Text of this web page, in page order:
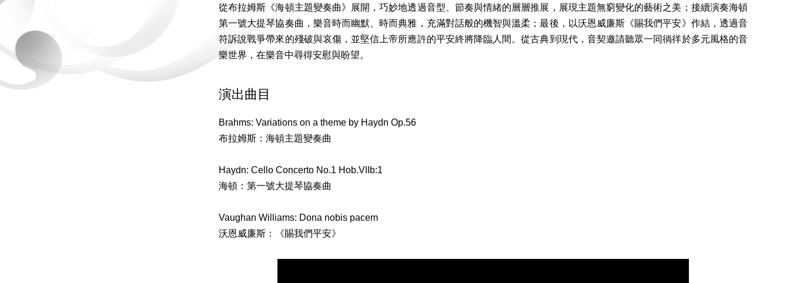
從布拉姆斯《海頓主題變奏曲》展開，巧妙地透過音型、節奏與情緒的層層推展，展現主題無窮變化的藝術之美；接續演奏海頓
第一號大提琴協奏曲，樂音時而幽默、時而典雅，充滿對話般的機智與溫柔；最後，以沃恩威廉斯《賜我們平安》作結，透過音
符訴說戰爭帶來的殘破與哀傷，並堅信上帝所應許的平安終將降臨人間。從古典到現代，音契邀請聽眾一同徜徉於多元風格的音
樂世界，在樂音中尋得安慰與盼望。
演出曲目
Brahms: Variations on a theme by Haydn Op.56
布拉姆斯：海頓主題變奏曲
Haydn: Cello Concerto No.1 Hob.VIIb:1
海頓：第一號大提琴協奏曲
Vaughan Williams: Dona nobis pacem
沃恩威廉斯：《賜我們平安》